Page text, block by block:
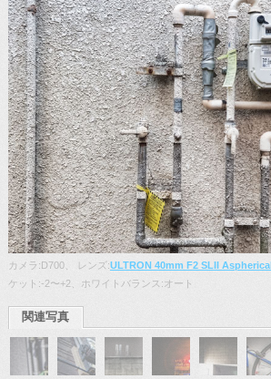
カメラ:D700、 レンズ:ULTRON 40mm F2 SLII Aspherical
ケット:-2〜+2、ホワイトバランス:オート
関連写真